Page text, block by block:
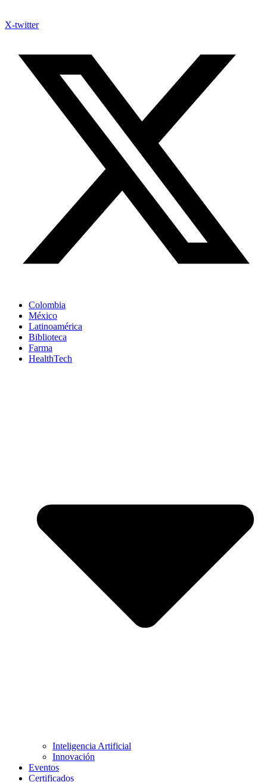
X-twitter
Colombia
México
Latinoamérica
Biblioteca
Farma
HealthTech
Inteligencia Artificial
Innovación
Eventos
Certificados